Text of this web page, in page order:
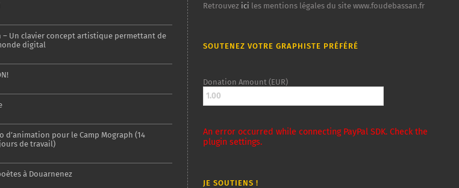
– Un clavier concept artistique permettant de
digital
d’animation pour le Camp Mograph (14
de travail)
à Douarnenez
Retrouvez ici les mentions légales du site www.foudebassan.fr
SOUTENEZ VOTRE GRAPHISTE PRÉFÉRÉ
Donation Amount (EUR)
An error occurred while connecting PayPal SDK. Check the
plugin settings.
JE SOUTIENS !